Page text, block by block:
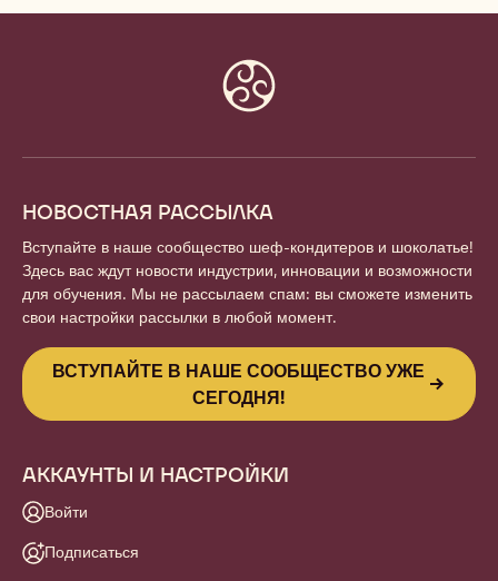
НОВОСТНАЯ РАССЫЛКА
Вступайте в наше сообщество шеф-кондитеров и шоколатье!
Здесь вас ждут новости индустрии, инновации и возможности
для обучения. Мы не рассылаем спам: вы сможете изменить
свои настройки рассылки в любой момент.
ВСТУПАЙТЕ В НАШЕ СООБЩЕСТВО УЖЕ
СЕГОДНЯ!
АККАУНТЫ И НАСТРОЙКИ
Войти
Подписаться